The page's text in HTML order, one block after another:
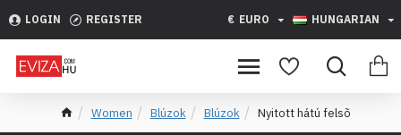
LOGIN REGISTER € EURO HUNGARIAN
Women Blúzok Blúzok Nyitott hátú felsõ